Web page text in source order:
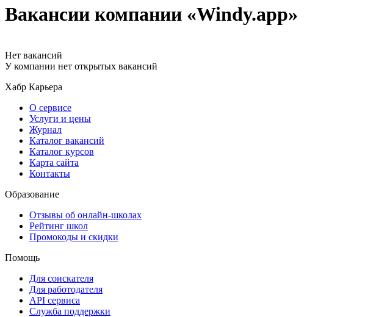
Вакансии компании «Windy.app»
Нет вакансий
У компании нет открытых вакансий
Хабр Карьера
О сервисе
Услуги и цены
Журнал
Каталог вакансий
Каталог курсов
Карта сайта
Контакты
Образование
Отзывы об онлайн-школах
Рейтинг школ
Промокоды и скидки
Помощь
Для соискателя
Для работодателя
API сервиса
Служба поддержки